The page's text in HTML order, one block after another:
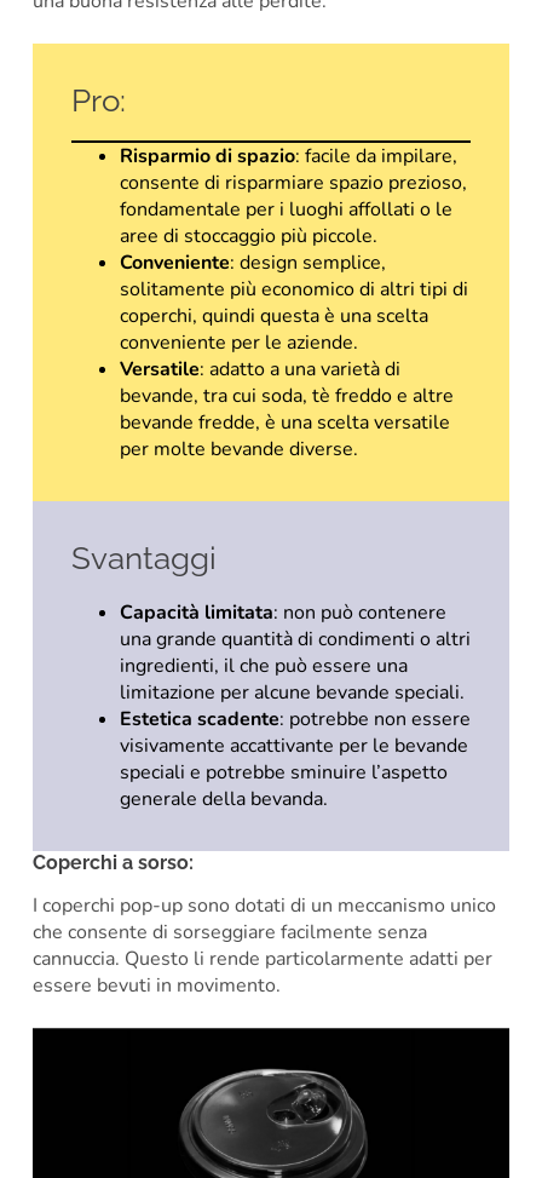
Pro:
Risparmio di spazio: facile da impilare,
consente di risparmiare spazio prezioso,
fondamentale per i luoghi affollati o le
aree di stoccaggio più piccole.
Conveniente: design semplice,
solitamente più economico di altri tipi di
coperchi, quindi questa è una scelta
conveniente per le aziende.
Versatile: adatto a una varietà di
bevande, tra cui soda, tè freddo e altre
bevande fredde, è una scelta versatile
per molte bevande diverse.
Svantaggi
Capacità limitata: non può contenere
una grande quantità di condimenti o altri
ingredienti, il che può essere una
limitazione per alcune bevande speciali.
Estetica scadente: potrebbe non essere
visivamente accattivante per le bevande
speciali e potrebbe sminuire l’aspetto
generale della bevanda.
Coperchi a sorso:
I coperchi pop-up sono dotati di un meccanismo unico
che consente di sorseggiare facilmente senza
cannuccia. Questo li rende particolarmente adatti per
essere bevuti in movimento.